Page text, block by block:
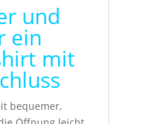
und
ein
mit
bequemer,